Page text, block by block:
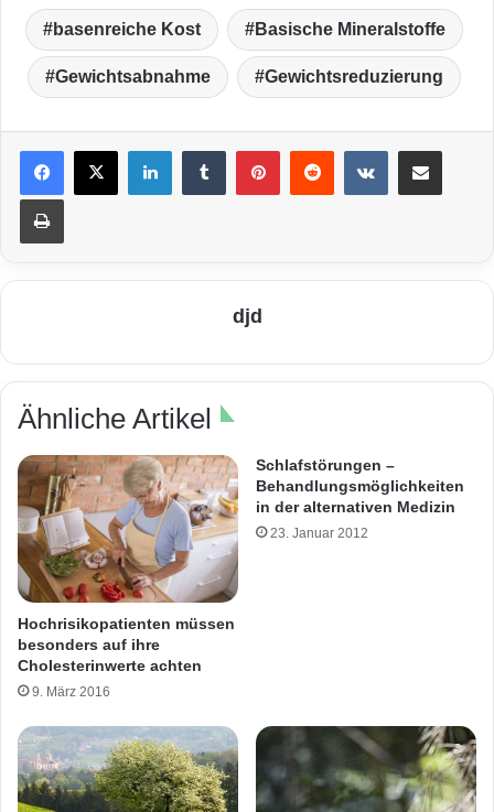
basenreiche Kost Basische Mineralstoffe
Gewichtsabnahme Gewichtsreduzierung
LinkedIn VKontakte
Drucken
djd
Ähnliche Artikel
Hochrisikopatienten müssen
besonders auf ihre
Cholesterinwerte achten
9. März 2016
Schlafstörungen –
Behandlungsmöglichkeiten
in der alternativen Medizin
23. Januar 2012